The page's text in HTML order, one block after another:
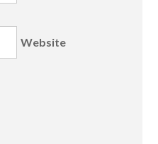
Website